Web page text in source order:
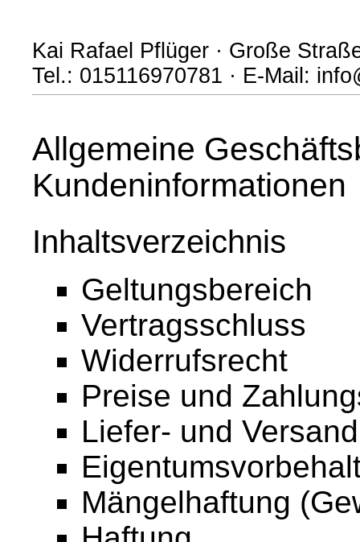
Kai Rafael Pflüger · Große
Tel.: 015116970781 · E-Mail:
Allgemeine
Kundeninformationen
Inhaltsverzeichnis
Geltungsbereich
Vertragsschluss
Widerrufsrecht
Preise und
Liefer- und
Mängelhaftung